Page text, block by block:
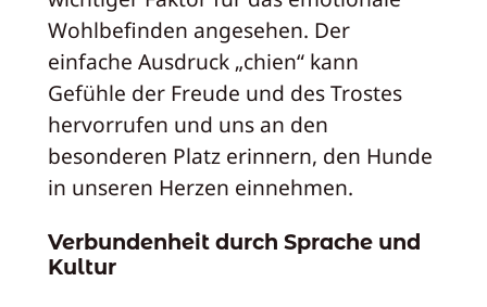
Wohlbefinden angesehen. Der
einfache Ausdruck „chien“ kann
Gefühle der Freude und des Trostes
hervorrufen und uns an den
besonderen Platz erinnern, den Hunde
in unseren Herzen einnehmen.
Verbundenheit durch Sprache und
Kultur